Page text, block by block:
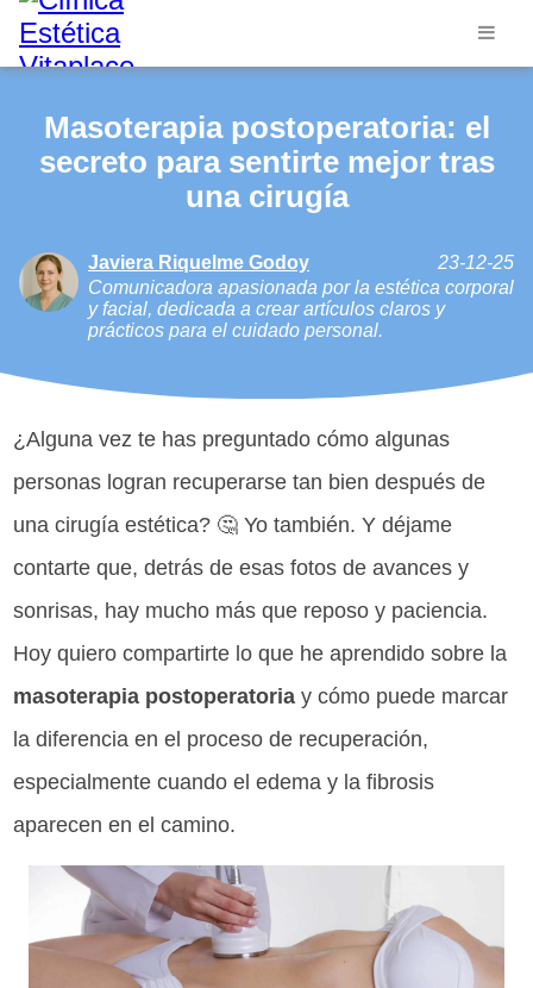
Masoterapia postoperatoria: el
secreto para sentirte mejor tras
una cirugía
Javiera Riquelme Godoy
23-12-25
Comunicadora apasionada por la estética corporal
y facial, dedicada a crear artículos claros y
prácticos para el cuidado personal.
¿Alguna vez te has preguntado cómo algunas
personas logran recuperarse tan bien después de
una cirugía estética? 🤔 Yo también. Y déjame
contarte que, detrás de esas fotos de avances y
sonrisas, hay mucho más que reposo y paciencia.
Hoy quiero compartirte lo que he aprendido sobre la
masoterapia postoperatoria y cómo puede marcar
la diferencia en el proceso de recuperación,
especialmente cuando el edema y la fibrosis
aparecen en el camino.